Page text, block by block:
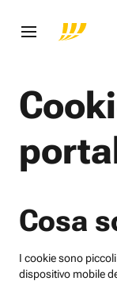
Cosa
I cookie sono
dispositivo mobile